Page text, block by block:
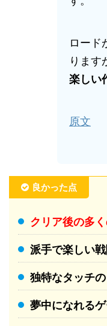
ロード
ります
楽しい
原文
良かった点
クリア後の多
派手で楽しい戦
独特なタッチ
夢中になれる